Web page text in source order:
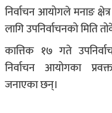
निर्वाचन आयोगले मनाङ
लागि उपनिर्वाचनको मिति
कात्तिक १७ गते
निर्वाचन आयोगका
जनाएका छन्।